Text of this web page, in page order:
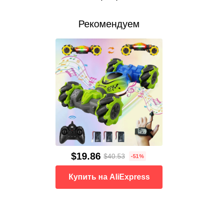
Рекомендуем
$19.86 $40.53 -51%
Купить на AliExpress